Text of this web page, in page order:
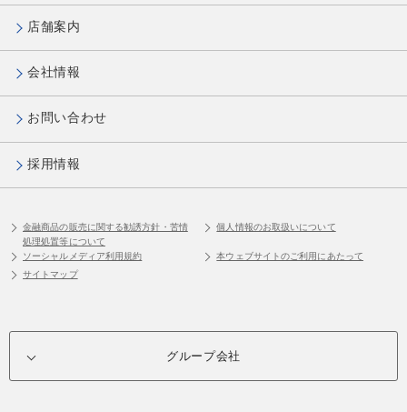
店舗案内
会社情報
お問い合わせ
採用情報
金融商品の販売に関する勧誘方針・苦情
処理処置等について
個人情報のお取扱いについて
ソーシャルメディア利用規約
本ウェブサイトのご利用にあたって
サイトマップ
グループ会社